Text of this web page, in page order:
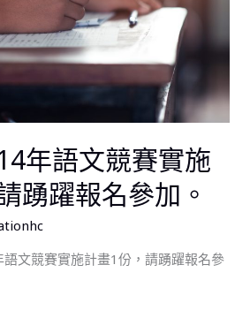
年語文競賽實施
踴躍報名參加。
文競賽實施計畫1份，請踴躍報名參